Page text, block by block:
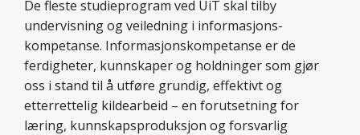
De fleste studie­program ved UiT skal tilby
undervisning og veiledning i informasjons­
kompetanse. Informasjons­kompetanse er de
ferdigheter, kunnskaper og holdninger som gjør
oss i stand til å utføre grundig, effektivt og
etterrettelig kildearbeid – en forutsetning for
læring, kunnskapsproduksjon og forsvarlig